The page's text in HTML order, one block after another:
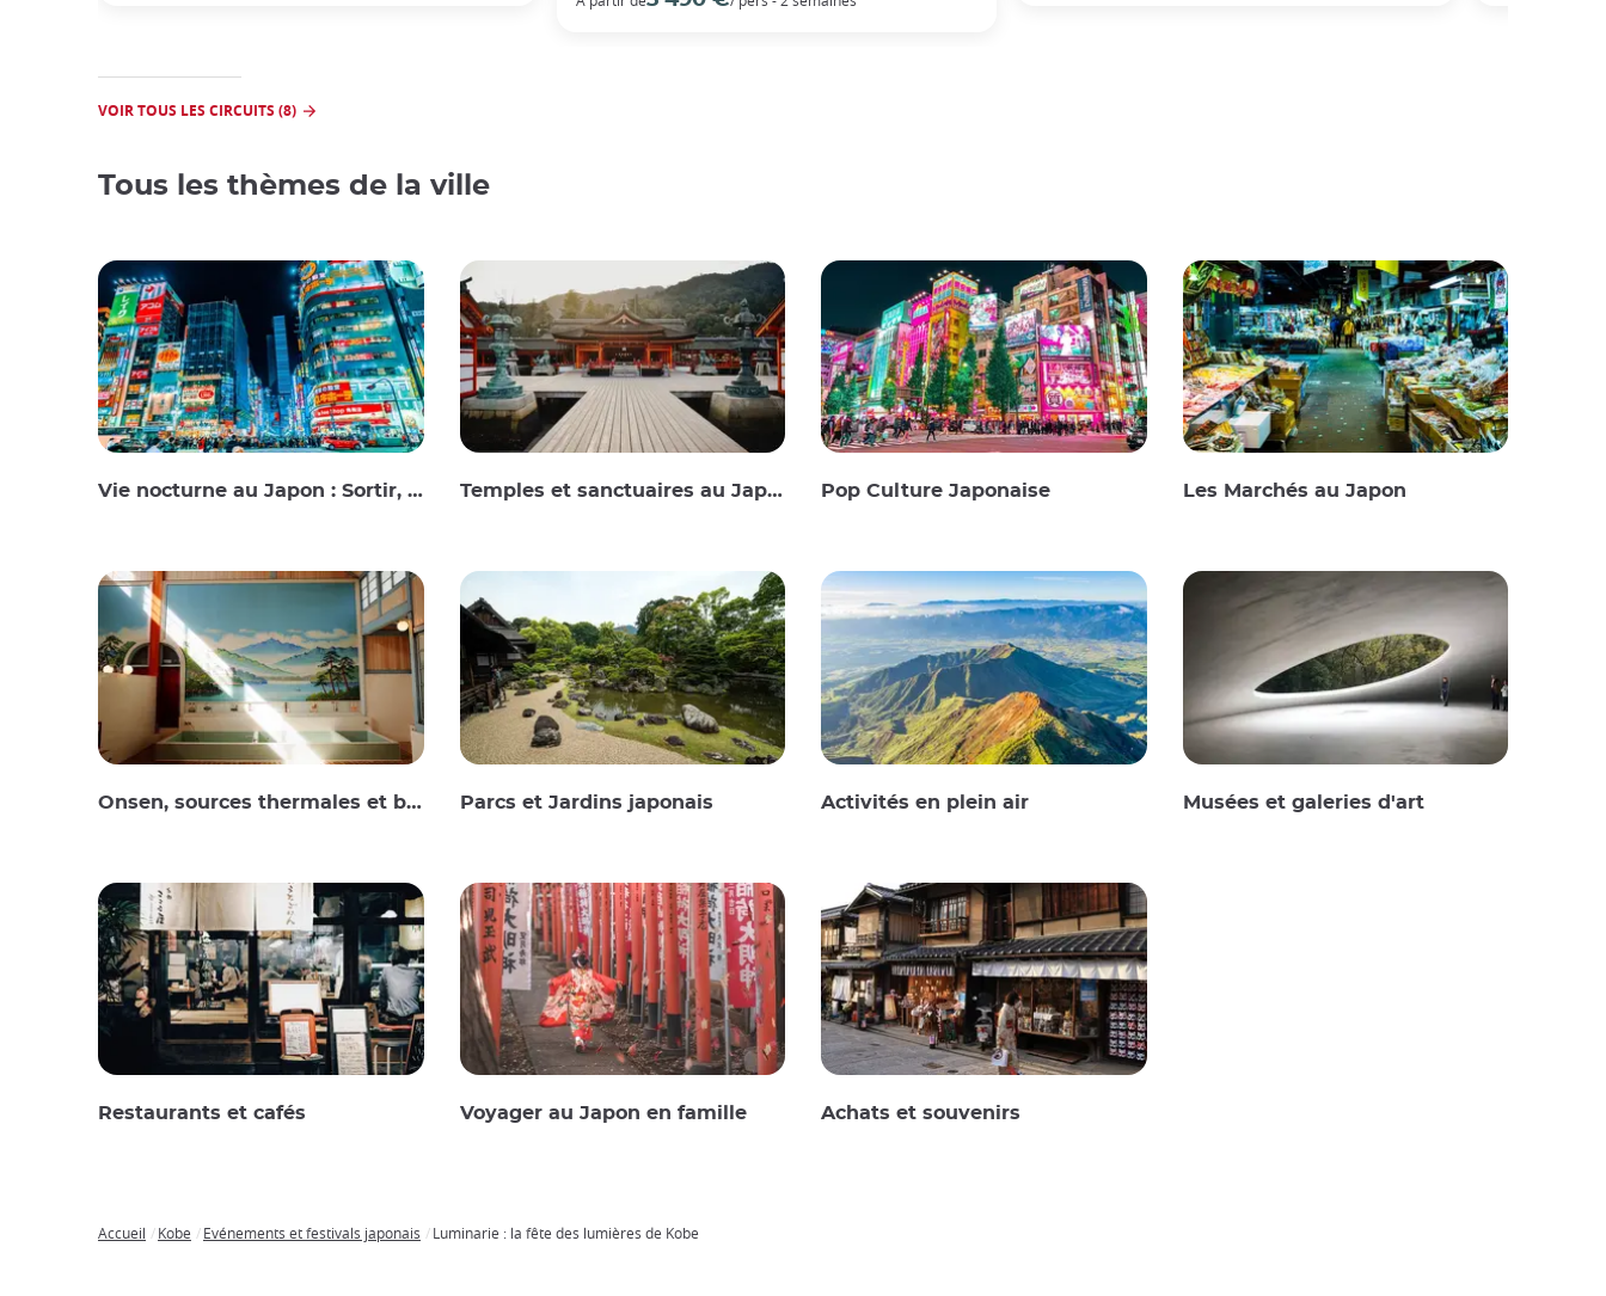
VOIR TOUS LES CIRCUITS (8)
Tous les thèmes de la ville
Vie nocturne au Japon : Sortir, voir et boire Temples et sanctuaires au Japon Pop Culture Japonaise Les Marchés au Japon
Onsen, sources thermales et bains publics Parcs et Jardins japonais Activités en plein air Musées et galeries d'art
Restaurants et cafés Voyager au Japon en famille Achats et souvenirs
Accueil Kobe Evénements et festivals japonais Luminarie : la fête des lumières de Kobe